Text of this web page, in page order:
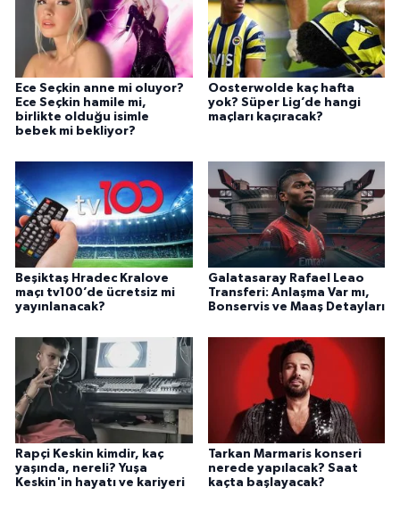
Ece Seçkin anne mi oluyor?
Ece Seçkin hamile mi,
birlikte olduğu isimle
bebek mi bekliyor?
Oosterwolde kaç hafta
yok? Süper Lig’de hangi
maçları kaçıracak?
Beşiktaş Hradec Kralove
maçı tv100’de ücretsiz mi
yayınlanacak?
Galatasaray Rafael Leao
Transferi: Anlaşma Var mı,
Bonservis ve Maaş Detayları
Rapçi Keskin kimdir, kaç
yaşında, nereli? Yuşa
Keskin'in hayatı ve kariyeri
Tarkan Marmaris konseri
nerede yapılacak? Saat
kaçta başlayacak?